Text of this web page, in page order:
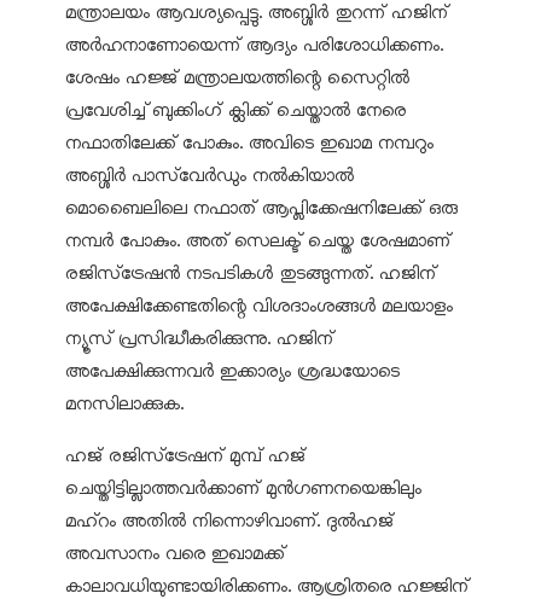
മന്ത്രാലയം ആവശ്യപ്പെട്ടു. അബ്ശിർ തുറന്ന് ഹജിന്
അർഹനാണോയെന്ന് ആദ്യം പരിശോധിക്കണം.
ശേഷം ഹജ്ജ് മന്ത്രാലയത്തിന്റെ സൈറ്റിൽ
പ്രവേശിച്ച് ബുക്കിംഗ് ക്ലിക്ക് ചെയ്താൽ നേരെ
നഫാതിലേക്ക് പോകും. അവിടെ ഇഖാമ നമ്പറും
അബ്ശിർ പാസ്‌വേർഡും നൽകിയാൽ
മൊബൈലിലെ നഫാത് ആപ്ലിക്കേഷനിലേക്ക് ഒരു
നമ്പർ പോകും. അത് സെലക്ട് ചെയ്ത ശേഷമാണ്
രജിസ്‌ട്രേഷൻ നടപടികൾ തുടങ്ങുന്നത്. ഹജിന്
അപേക്ഷിക്കേണ്ടതിന്റെ വിശദാംശങ്ങൾ മലയാളം
ന്യൂസ് പ്രസിദ്ധീകരിക്കുന്നു. ഹജിന്
അപേക്ഷിക്കുന്നവർ ഇക്കാര്യം ശ്രദ്ധയോടെ
മനസിലാക്കുക.
ഹജ് രജിസ്‌ട്രേഷന് മുമ്പ് ഹജ്
ചെയ്തിട്ടില്ലാത്തവർക്കാണ് മുൻഗണനയെങ്കിലും
മഹ്‌റം അതിൽ നിന്നൊഴിവാണ്. ദുൽഹജ്
അവസാനം വരെ ഇഖാമക്ക്
കാലാവധിയുണ്ടായിരിക്കണം. ആശ്രിതരെ ഹജ്ജിന്